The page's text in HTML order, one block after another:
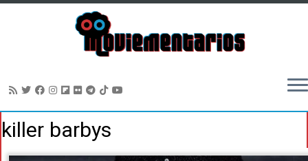
Saltar
alkiller barbys